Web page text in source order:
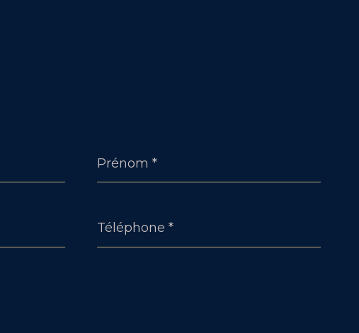
*
*